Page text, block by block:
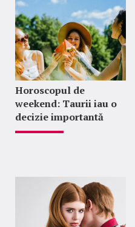
Horoscopul de
weekend: Taurii iau o
decizie importantă